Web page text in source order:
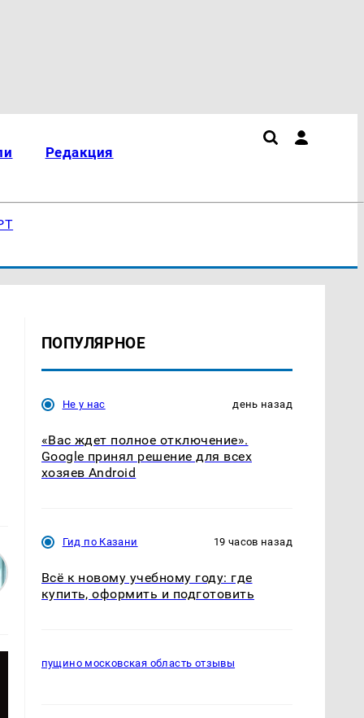
Редакция
ПОПУЛЯРНОЕ
Не у нас день назад
«Вас ждет полное отключение».
Google принял решение для всех
хозяев Android
Гид по Казани 19 часов назад
Всё к новому учебному году: где
купить, оформить и подготовить
пущино московская область отзывы